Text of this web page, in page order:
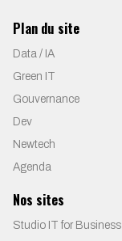
Plan du site
Data / IA
Green IT
Gouvernance
Dev
Newtech
Agenda
Nos sites
Studio IT for Business